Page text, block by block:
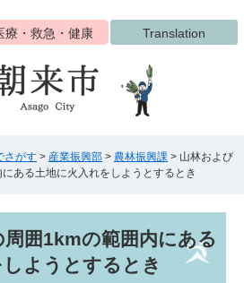
療・救急・健康 Translation
さがす > 産業振興部 > 農林振興課 > 山林および
ある土地に火入れをしようとするとき
囲1kmの範囲内にある
ようとするとき